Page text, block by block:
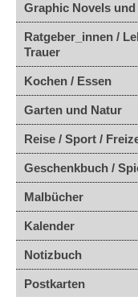
Graphic Novels
Ratgeber_innen /
Trauer
Kochen / Essen
Garten und Natur
Reise / Sport /
Geschenkbuch /
Malbücher
Kalender
Notizbuch
Postkarten